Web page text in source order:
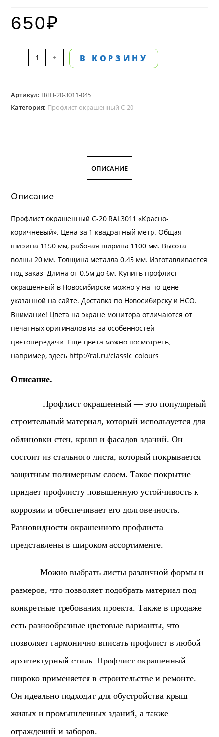
650₽
Количество
товара
окрашенный
С-20.
мм
- + В КОРЗИНУ
Артикул: ПЛП-20-3011-045
Категория: Профлист окрашенный С-20
ОПИСАНИЕ
Описание
Профлист окрашенный С-20 RAL3011 «Красно-
коричневый». Цена за 1 квадратный метр. Общая
ширина 1150 мм, рабочая ширина 1100 мм. Высота
волны 20 мм. Толщина металла 0.45 мм. Изготавливается
под заказ. Длина от 0.5м до 6м. Купить профлист
окрашенный в Новосибирске можно у на по цене
указанной на сайте.Доставка по Новосибирску и НСО.
Внимание! Цвета на экране монитора отличаются от
печатных оригиналов из-за особенностей
цветопередачи. Ещё цвета можно посмотреть,
например, здесь http://ral.ru/classic_colours
Описание.
Профлист окрашенный — это популярный
строительный материал, который используется для
облицовки стен, крыш и фасадов зданий. Он
состоит из стального листа, который покрывается
защитным полимерным слоем. Такое покрытие
придает профлисту повышенную устойчивость к
коррозии и обеспечивает его долговечность.
Разновидности окрашенного профлиста
представлены в широком ассортименте.
Можно выбрать листы различной формы и
размеров, что позволяет подобрать материал под
конкретные требования проекта. Также в продаже
есть разнообразные цветовые варианты, что
позволяет гармонично вписать профлист в любой
архитектурный стиль. Профлист окрашенный
широко применяется в строительстве и ремонте.
Он идеально подходит для обустройства крыш
жилых и промышленных зданий, а также
ограждений и заборов.